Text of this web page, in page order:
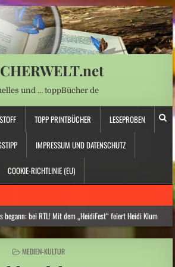
und … toppBücher de
TOPP PRINTBÜCHER LESEPROBEN
IMPRESSUM UND DATENSCHUTZ
COOKIE-RICHTLINIE (EU)
bei RTL! Mit dem „HeidiFest“ feiert Heidi Klum
bei RTL und auf RTL+
Joyn feiert den besten Juli seiner Geschichte
POSTED
MEDIEN-KULTUR